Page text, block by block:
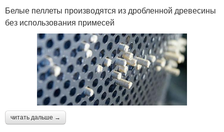
Белые пеллеты производятся из дробленной древесины
без использования примесей
читать дальше →